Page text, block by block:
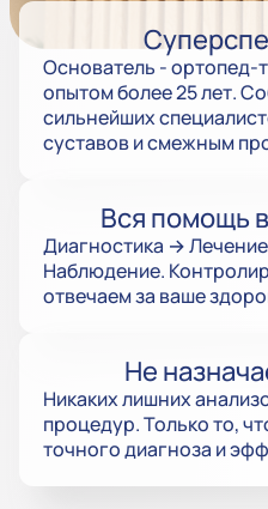
Основатель - ортопед-
опытом более 25 лет.
сильнейших
суставов и смежным
Вся помощь
Диагностика →
Наблюдение.
отвечаем за ваше
Не
Никаких лишних
процедур. Только то,
точного диагноза и